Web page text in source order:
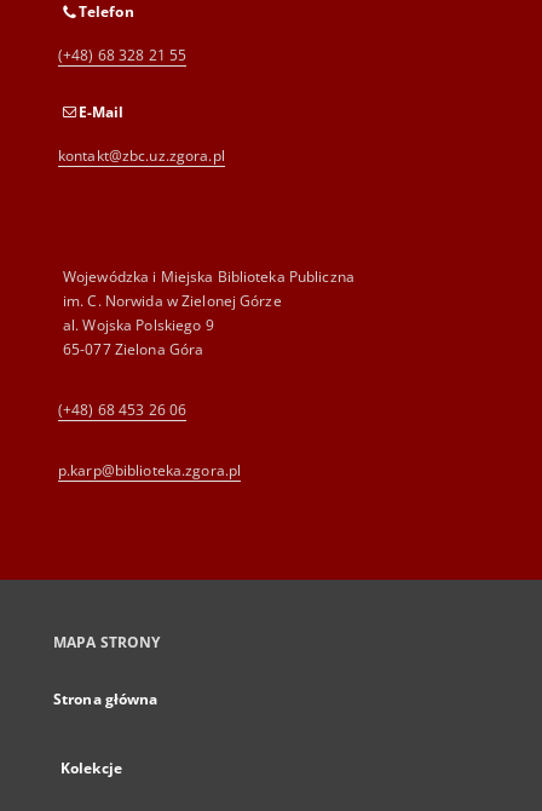
Telefon
(+48) 68 328 21 55
E-Mail
kontakt@zbc.uz.zgora.pl
Wojewódzka i Miejska Biblioteka Publiczna
im. C. Norwida w Zielonej Górze
al. Wojska Polskiego 9
65-077 Zielona Góra
(+48) 68 453 26 06
p.karp@biblioteka.zgora.pl
MAPA STRONY
Strona główna
Kolekcje